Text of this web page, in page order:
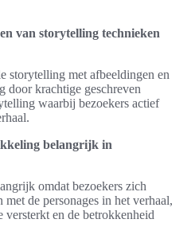
van storytelling technieken
storytelling met afbeeldingen en
door krachtige geschreven
waarbij bezoekers actief
belangrijk in
omdat bezoekers zich
de personages in het verhaal,
versterkt en de betrokkenheid